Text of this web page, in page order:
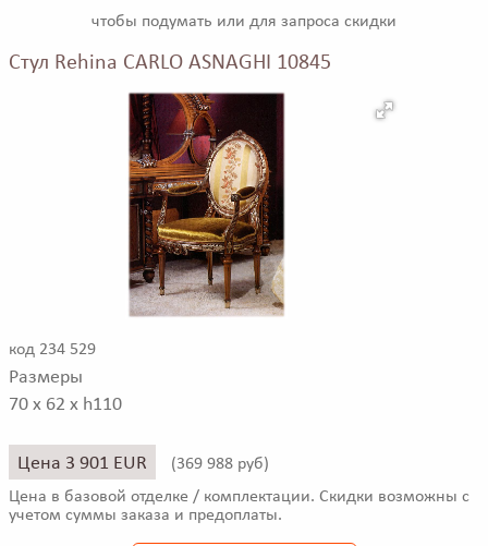
чтобы подумать или для запроса скидки
Стул Rehina CARLO ASNAGHI 10845
код 234 529
Размеры
70 x 62 x h110
Цена 3 901 EUR (369 988 руб)
Цена в базовой отделке / комплектации. Скидки возможны с
учетом суммы заказа и предоплаты.